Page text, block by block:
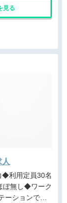
見る
無し◆ワーク
ーションでの